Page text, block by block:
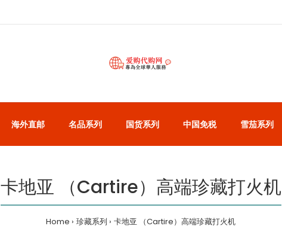
海外直邮 名品系列 国货系列 中国免税 雪茄系列
卡地亚 （Cartire）高端珍藏打火机
Home 珍藏系列 卡地亚 （Cartire）高端珍藏打火机